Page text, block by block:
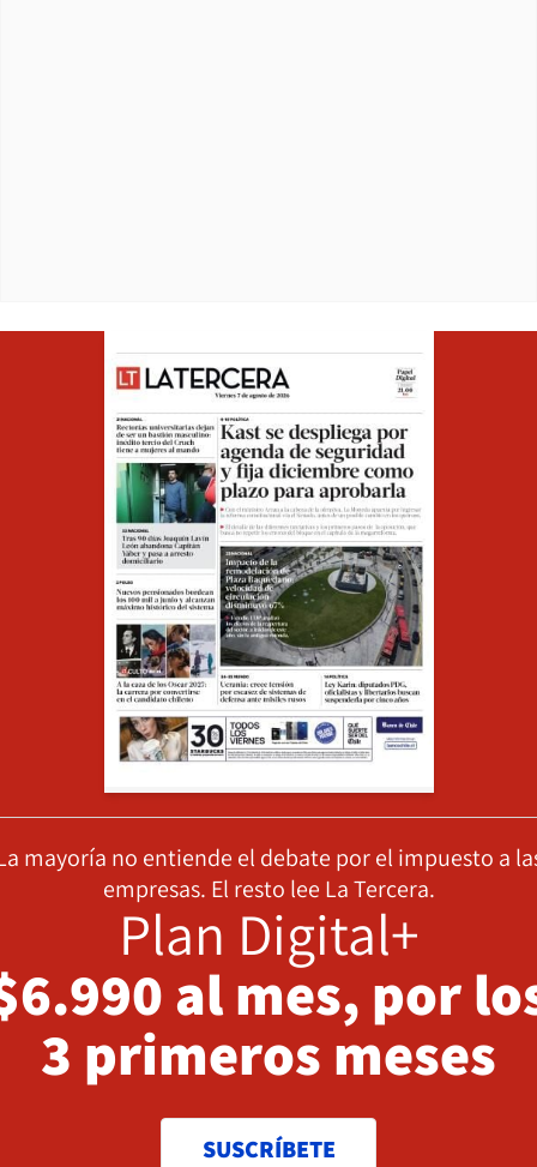
mayoría no entiende el debate por el impuesto a
empresas. El resto lee La Tercera.
Plan Digital+
al mes, por
3 primeros meses
SUSCRÍBETE